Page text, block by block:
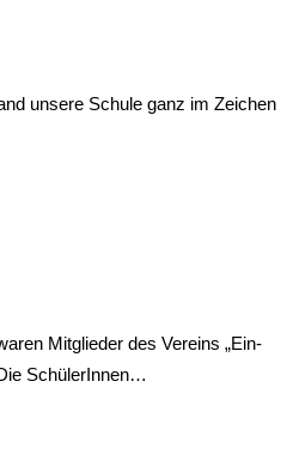
unsere Schule ganz im Zeichen
Mitglieder des Vereins „Ein-
SchülerInnen…